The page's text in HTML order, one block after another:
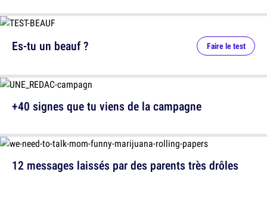
12 messages laissés par des parents très drôles
Es-tu un beauf ? Faire le test
+40 signes que tu viens de la campagne